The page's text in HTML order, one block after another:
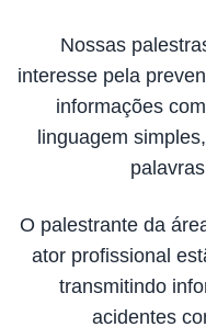
Nossas
interesse pela
informações
linguagem
O palestrante da
ator profissional
transmitindo
acidentes